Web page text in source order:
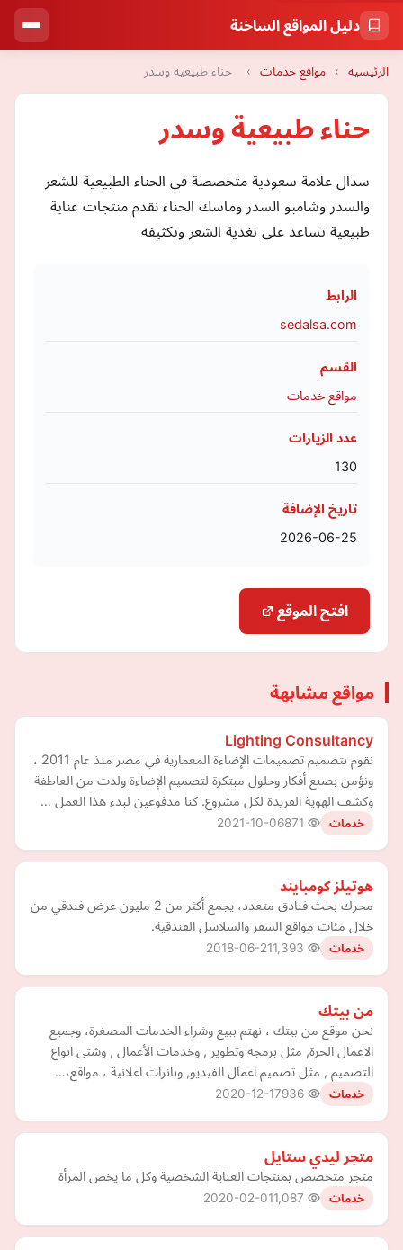
دليل المواقع الساخنة
الرئيسية › مواقع خدمات › حناء طبيعية وسدر
حناء طبيعية وسدر
سدال علامة سعودية متخصصة في الحناء الطبيعية للشعر
والسدر وشامبو السدر وماسك الحناء نقدم منتجات عناية
طبيعية تساعد على تغذية الشعر وتكثيفه
الرابط
sedalsa.com
القسم
مواقع خدمات
عدد الزيارات
130
تاريخ الإضافة
2026-06-25
افتح الموقع
مواقع مشابهة
Lighting Consultancy
نقوم بتصميم تصميمات الإضاءة المعمارية في مصر منذ عام 2011 ،
ونؤمن بصنع أفكار وحلول مبتكرة لتصميم الإضاءة ولدت من العاطفة
وكشف الهوية الفريدة لكل مشروع. كنا مدفوعين لبدء هذا العمل …
خدمات 2021-10-06
هوتيلز كومبايند
محرك بحث فنادق متعدد، يجمع أكثر من 2 مليون عرض فندقي من
خلال مئات مواقع السفر والسلاسل الفندقية.
خدمات 2018-06-21
من بيتك
نحن موقع من بيتك ، نهتم ببيع وشراء الخدمات المصغرة، وجميع
الاعمال الحرة, مثل برمجه وتطوير , وخدمات الأعمال , وشتى انواع
التصميم , مثل تصميم اعمال الفيديو, وبانرات اعلانية ، مواقع،…
خدمات 2020-12-17
متجر ليدي ستايل
متجر متخصص بمنتجات العناية الشخصية وكل ما يخص المرأة
خدمات 2020-02-01